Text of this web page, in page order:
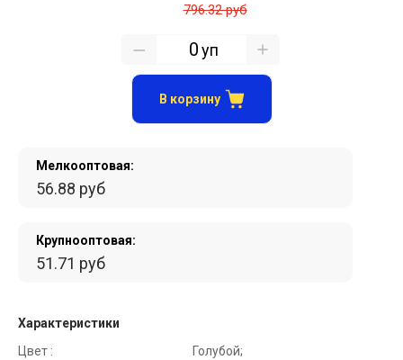
Мелкооптовая:
56.88 руб
Крупнооптовая:
51.71 руб
Характеристики
Цвет :
Голубой;
796.32 руб
уп
В корзину